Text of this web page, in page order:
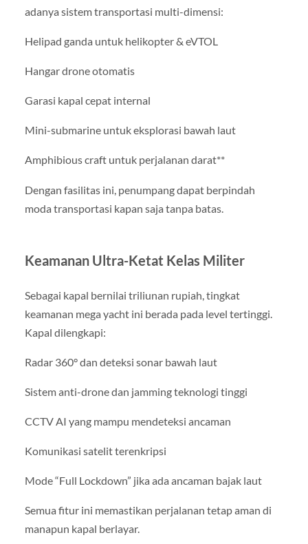
adanya sistem transportasi multi-dimensi:
Helipad ganda untuk helikopter & eVTOL
Hangar drone otomatis
Garasi kapal cepat internal
Mini-submarine untuk eksplorasi bawah laut
Amphibious craft untuk perjalanan darat**
Dengan fasilitas ini, penumpang dapat berpindah
moda transportasi kapan saja tanpa batas.
Keamanan Ultra-Ketat Kelas Militer
Sebagai kapal bernilai triliunan rupiah, tingkat
keamanan mega yacht ini berada pada level tertinggi.
Kapal dilengkapi:
Radar 360° dan deteksi sonar bawah laut
Sistem anti-drone dan jamming teknologi tinggi
CCTV AI yang mampu mendeteksi ancaman
Komunikasi satelit terenkripsi
Mode “Full Lockdown” jika ada ancaman bajak laut
Semua fitur ini memastikan perjalanan tetap aman di
manapun kapal berlayar.